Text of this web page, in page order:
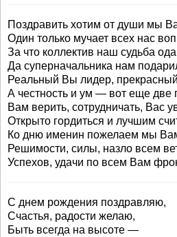
Поздравить хотим от души мы
Один только мучает всех нас
За что коллектив наш судьба
Да суперначальника нам
Реальный Вы лидер,
А честность и ум — вот еще две
Вам верить, сотрудничать, Вас
Открыто гордиться и лучшим
Ко дню именин пожелаем мы
Решимости, силы, назло всем
Успехов, удачи по всем Вам
С днем рождения поздравляю,
Счастья, радости желаю,
Быть всегда на высоте —